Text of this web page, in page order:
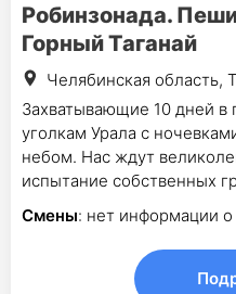
Робинзонада.
Горный Таганай
Челябинская область,
Захватывающие 10 дней в
уголкам Урала с
небом. Нас ждут
испытание собственных
Смены: нет информации